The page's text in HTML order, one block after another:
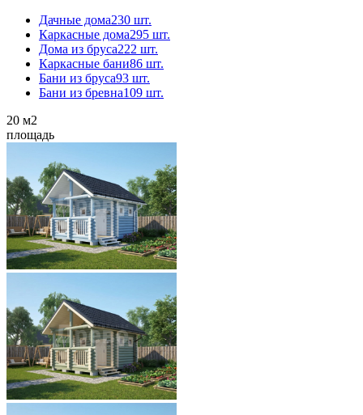
Дачные дома230 шт.
Каркасные дома295 шт.
Дома из бруса222 шт.
Каркасные бани86 шт.
Бани из бруса93 шт.
Бани из бревна109 шт.
20 м2
площадь